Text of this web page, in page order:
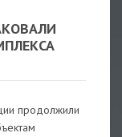
продолжили